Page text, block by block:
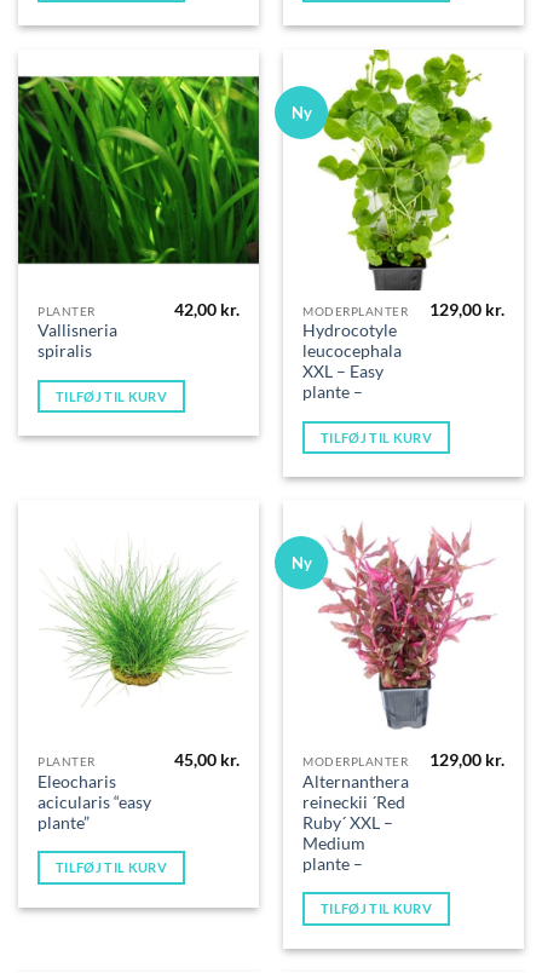
PLANTER
Vallisneria
spiralis
42,00 kr.
TILFØJ TIL KURV
Ny
MODERPLANTER
Hydrocotyle
leucocephala
XXL – Easy
plante –
129,00 kr.
TILFØJ TIL KURV
PLANTER
Eleocharis
acicularis “easy
plante”
45,00 kr.
TILFØJ TIL KURV
Ny
MODERPLANTER
Alternanthera
reineckii ´Red
Ruby´ XXL –
Medium
plante –
129,00 kr.
TILFØJ TIL KURV